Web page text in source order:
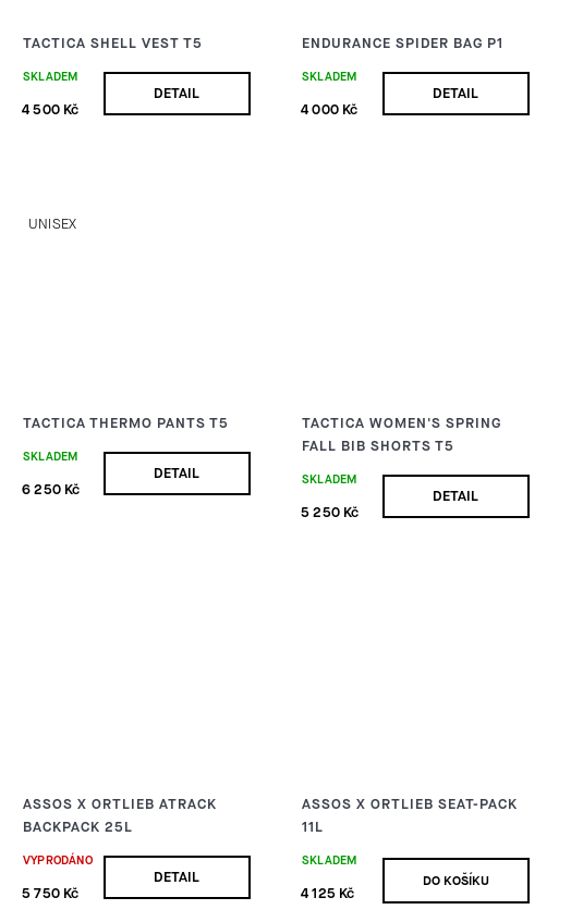
TACTICA SHELL VEST T5
SKLADEM
4 500 Kč
DETAIL
ENDURANCE SPIDER BAG P1
SKLADEM
4 000 Kč
DETAIL
UNISEX
TACTICA THERMO PANTS T5
SKLADEM
6 250 Kč
DETAIL
TACTICA WOMEN'S SPRING
FALL BIB SHORTS T5
SKLADEM
5 250 Kč
DETAIL
ASSOS X ORTLIEB ATRACK
BACKPACK 25L
VYPRODÁNO
5 750 Kč
DETAIL
ASSOS X ORTLIEB SEAT-PACK
11L
SKLADEM
4 125 Kč
DO KOŠÍKU